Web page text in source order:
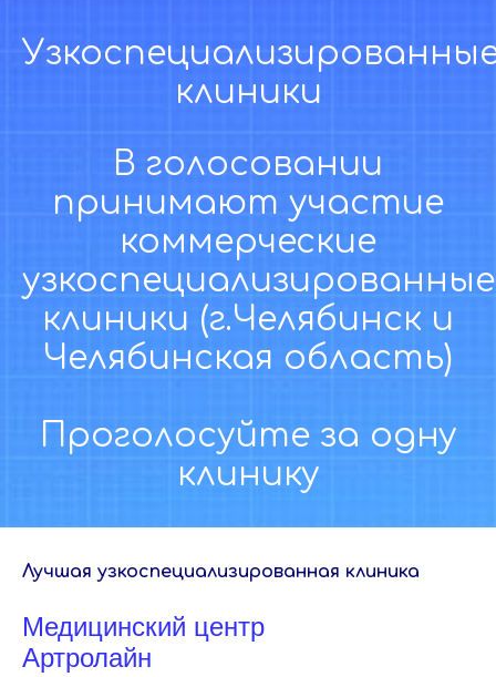
клиники
В голосовании
принимают участие
коммерческие
узкоспециализированные
клиники (г.Челябинск и
Челябинская область)
Проголосуйте за одну
клинику
Лучшая узкоспециализированная клиника
Медицинский центр
Артролайн